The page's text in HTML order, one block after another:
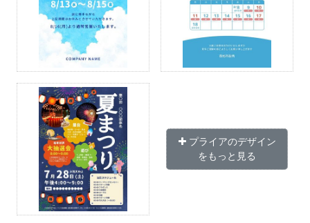
プライアのデザイン
をもっと見る